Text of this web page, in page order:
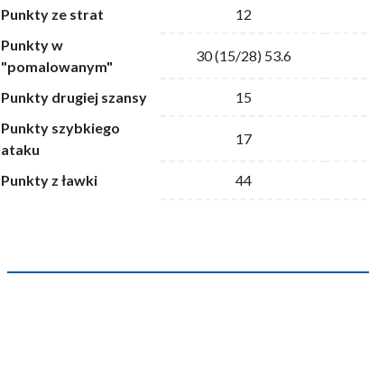
Punkty ze strat 12
Punkty w
"pomalowanym"
30 (15/28) 53.6
Punkty drugiej szansy 15
Punkty szybkiego
ataku
17
Punkty z ławki 44